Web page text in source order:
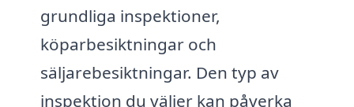
grundliga inspektioner,
köparbesiktningar och
säljarebesiktningar. Den typ av
inspektion du väljer kan påverka